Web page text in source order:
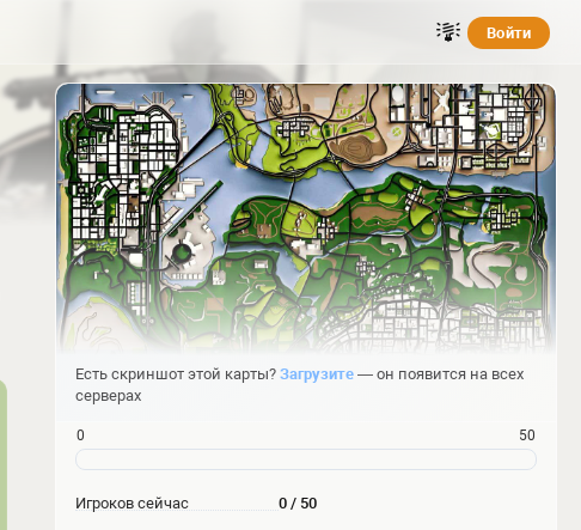
Войти
Есть скриншот этой карты? Загрузите — он появится на всех
серверах
0 50
Игроков сейчас 0 / 50